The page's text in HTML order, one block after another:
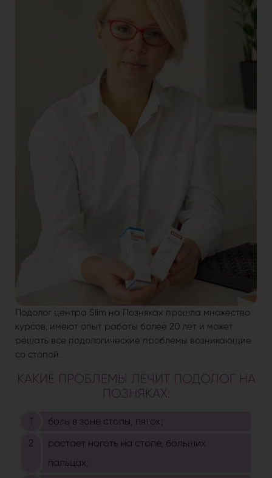
Подолог центра Slim на Позняках прошла множество
курсов, имеют опыт работы более 20 лет и может
решать все подологические проблемы возникающие
со стопой.
КАКИЕ ПРОБЛЕМЫ ЛЕЧИТ ПОДОЛОГ НА
ПОЗНЯКАХ:
боль в зоне стопы, пяток;
растает ноготь на стопе, больших
пальцах;